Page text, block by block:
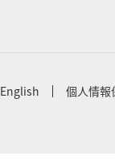
English 個人情報